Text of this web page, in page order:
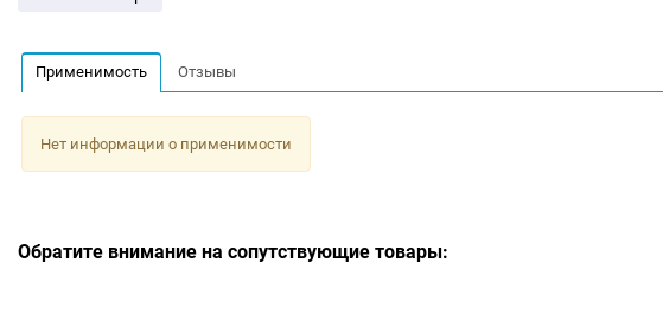
Применимость Отзывы
Нет информации о применимости
Обратите внимание на сопутствующие товары: